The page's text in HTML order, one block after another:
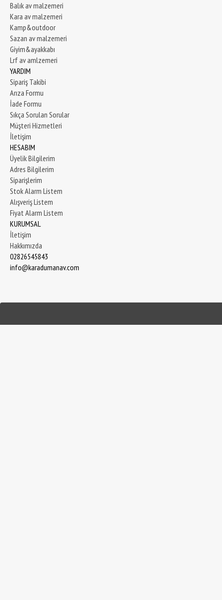
Balık av malzemeri
Kara av malzemeri
Kamp&outdoor
Sazan av malzemeri
Giyim&ayakkabı
Lrf av amlzemeri
YARDIM
Sipariş Takibi
Arıza Formu
İade Formu
Sıkça Sorulan Sorular
Müşteri Hizmetleri
İletişim
HESABIM
Üyelik Bilgilerim
Adres Bilgilerim
Siparişlerim
Stok Alarm Listem
Alışveriş Listem
Fiyat Alarm Listem
KURUMSAL
İletişim
Hakkımızda
02826545843
info@karadumanav.com